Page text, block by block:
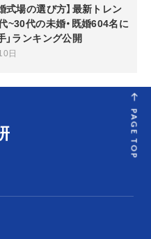
式場の選び方】最新トレン
~30代の未婚・既婚604名に
」ランキング公開
日
PAGE TOP